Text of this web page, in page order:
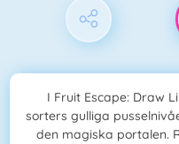
I Fruit Escape: Draw
sorters gulliga
den magiska portalen.